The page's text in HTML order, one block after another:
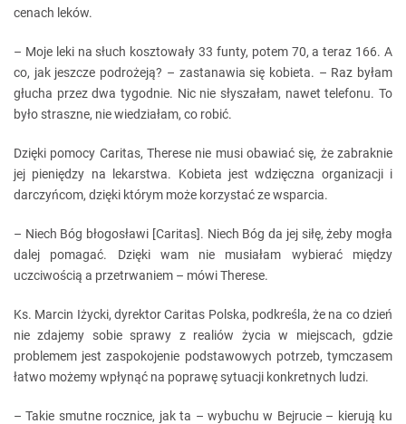
cenach leków.
– Moje leki na słuch kosztowały 33 funty, potem 70, a teraz 166. A
co, jak jeszcze podrożeją? – zastanawia się kobieta. – Raz byłam
głucha przez dwa tygodnie. Nic nie słyszałam, nawet telefonu. To
było straszne, nie wiedziałam, co robić.
Dzięki pomocy Caritas, Therese nie musi obawiać się, że zabraknie
jej pieniędzy na lekarstwa. Kobieta jest wdzięczna organizacji i
darczyńcom, dzięki którym może korzystać ze wsparcia.
– Niech Bóg błogosławi [Caritas]. Niech Bóg da jej siłę, żeby mogła
dalej pomagać. Dzięki wam nie musiałam wybierać między
uczciwością a przetrwaniem – mówi Therese.
Ks. Marcin Iżycki, dyrektor Caritas Polska, podkreśla, że na co dzień
nie zdajemy sobie sprawy z realiów życia w miejscach, gdzie
problemem jest zaspokojenie podstawowych potrzeb, tymczasem
łatwo możemy wpłynąć na poprawę sytuacji konkretnych ludzi.
– Takie smutne rocznice, jak ta – wybuchu w Bejrucie – kierują ku